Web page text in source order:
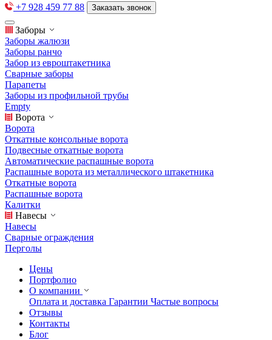
+7 928 459 77 88 Заказать звонок
Заборы
Заборы жалюзи
Заборы ранчо
Забор из евроштакетника
Сварные заборы
Парапеты
Заборы из профильной трубы
Empty
Ворота
Ворота
Откатные консольные ворота
Подвесные откатные ворота
Автоматические распашные ворота
Распашные ворота из металлического штакетника
Откатные ворота
Распашные ворота
Калитки
Навесы
Навесы
Сварные ограждения
Перголы
Цены
Портфолио
О компании
Оплата и доставка Гарантии Частые вопросы
Отзывы
Контакты
Блог